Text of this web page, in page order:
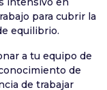
para cubrir la
equilibrio.
a tu equipo de
de
de trabajar